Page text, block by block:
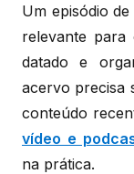
Um episódio
relevante
datado e
acervo precisa
conteúdo
vídeo e
na prática.